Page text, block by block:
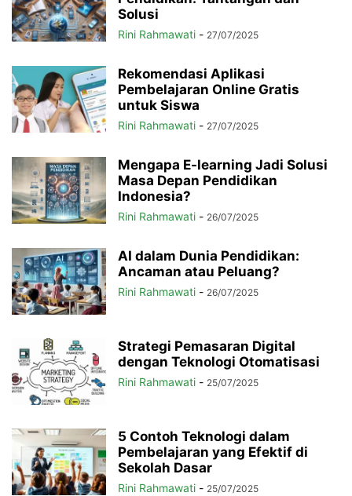
Solusi
Rini Rahmawati - 27/07/2025
Rekomendasi Aplikasi
Pembelajaran Online Gratis
untuk Siswa
Rini Rahmawati - 27/07/2025
Mengapa E-learning Jadi Solusi
Masa Depan Pendidikan
Indonesia?
Rini Rahmawati - 26/07/2025
AI dalam Dunia Pendidikan:
Ancaman atau Peluang?
Rini Rahmawati - 26/07/2025
Strategi Pemasaran Digital
dengan Teknologi Otomatisasi
Rini Rahmawati - 25/07/2025
5 Contoh Teknologi dalam
Pembelajaran yang Efektif di
Sekolah Dasar
Rini Rahmawati - 25/07/2025